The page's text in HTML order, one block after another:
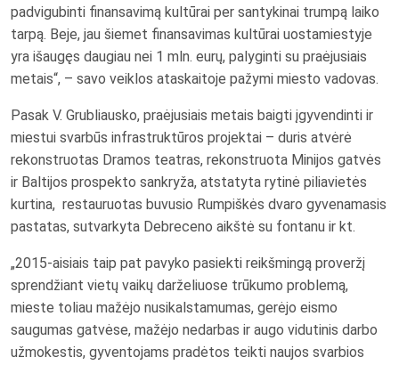
padvigubinti finansavimą kultūrai per santykinai trumpą laiko
tarpą. Beje, jau šiemet finansavimas kultūrai uostamiestyje
yra išaugęs daugiau nei 1 mln. eurų, palyginti su praėjusiais
metais“, – savo veiklos ataskaitoje pažymi miesto vadovas.
Pasak V. Grubliausko, praėjusiais metais baigti įgyvendinti ir
miestui svarbūs infrastruktūros projektai – duris atvėrė
rekonstruotas Dramos teatras, rekonstruota Minijos gatvės
ir Baltijos prospekto sankryža, atstatyta rytinė piliavietės
kurtina, restauruotas buvusio Rumpiškės dvaro gyvenamasis
pastatas, sutvarkyta Debreceno aikštė su fontanu ir kt.
„2015-aisiais taip pat pavyko pasiekti reikšmingą proveržį
sprendžiant vietų vaikų darželiuose trūkumo problemą,
mieste toliau mažėjo nusikalstamumas, gerėjo eismo
saugumas gatvėse, mažėjo nedarbas ir augo vidutinis darbo
užmokestis, gyventojams pradėtos teikti naujos svarbios